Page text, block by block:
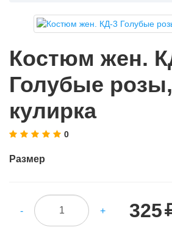
Костюм жен.
Голубые розы,
кулирка
0
Размер
- + 325